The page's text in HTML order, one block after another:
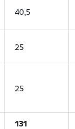
40,5
25
25
131